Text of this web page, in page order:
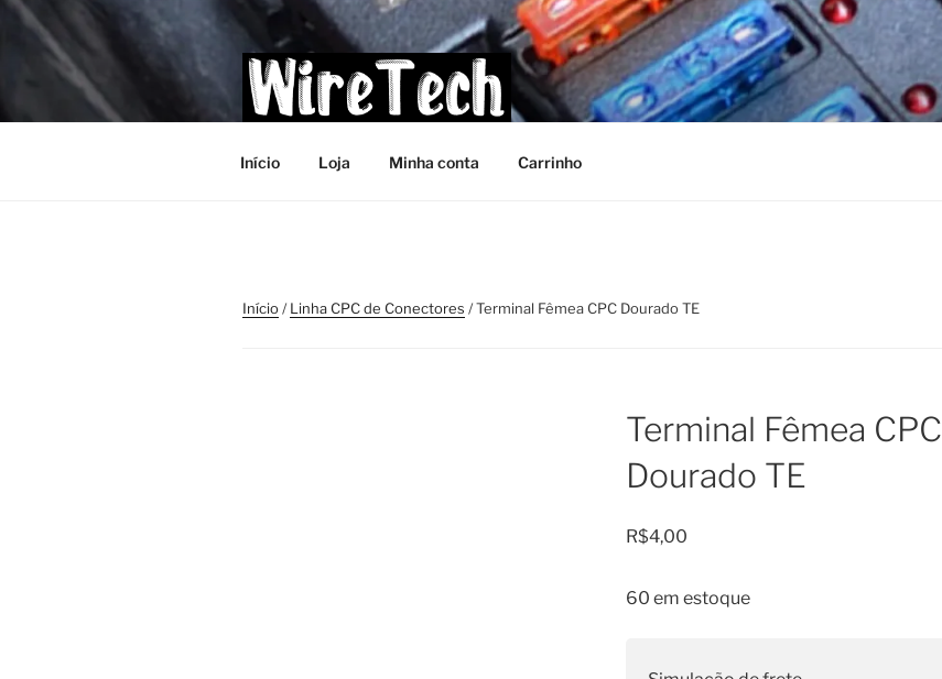
Pular
para
conteúdo
Início Loja Minha conta Carrinho
Início/Linha CPC de Conectores / Terminal Fêmea CPC Dourado TE
Terminal Fêmea CPC
Dourado TE
R$4,00
60 em estoque